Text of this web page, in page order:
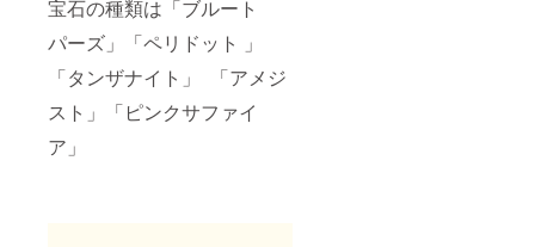
宝石の種類は「ブルート
パーズ」「ペリドット 」
「タンザナイト」 「アメジ
スト」「ピンクサファイ
ア」